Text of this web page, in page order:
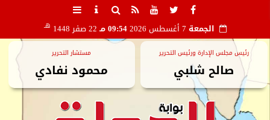
الجمعة 09:54 مـ 22 صفر 1448 هـ
رئيس مجلس الإدارة ورئيس التحرير
صالح شلبي
مستشار التحرير
محمود نفادي